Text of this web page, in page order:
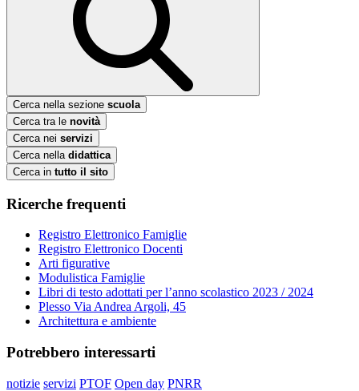
Cerca nella sezione scuola
Cerca tra le novità
Cerca nei servizi
Cerca nella didattica
Cerca in tutto il sito
Ricerche frequenti
Registro Elettronico Famiglie
Registro Elettronico Docenti
Arti figurative
Modulistica Famiglie
Libri di testo adottati per l’anno scolastico 2023 / 2024
Plesso Via Andrea Argoli, 45
Architettura e ambiente
Potrebbero interessarti
notizie servizi PTOF Open day PNRR